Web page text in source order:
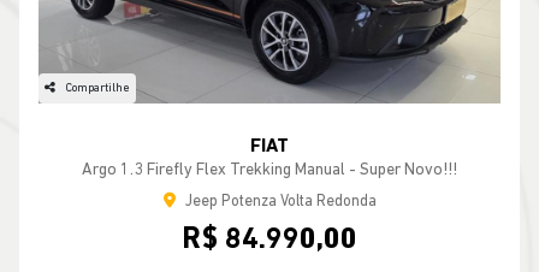
Compartilhe
FIAT
Argo 1.3 Firefly Flex Trekking Manual - Super Novo!!!
Jeep Potenza Volta Redonda
R$ 84.990,00